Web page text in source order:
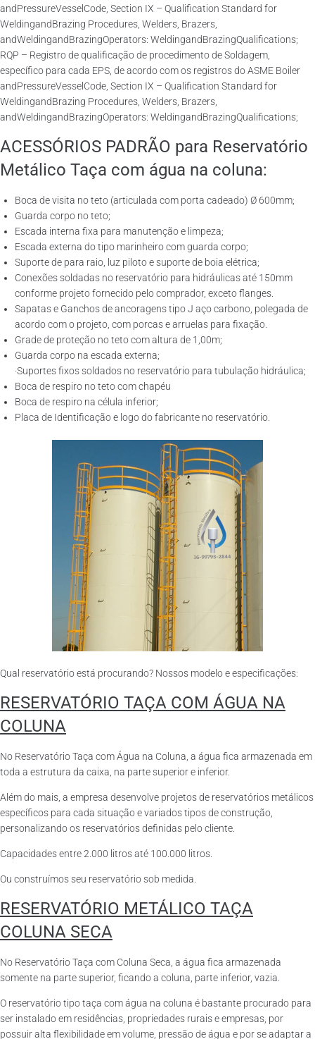
andPressureVesselCode, Section IX – Qualification Standard for
WeldingandBrazing Procedures, Welders, Brazers,
andWeldingandBrazingOperators: WeldingandBrazingQualifications;
RQP – Registro de qualificação de procedimento de Soldagem,
específico para cada EPS, de acordo com os registros do ASME Boiler
andPressureVesselCode, Section IX – Qualification Standard for
WeldingandBrazing Procedures, Welders, Brazers,
andWeldingandBrazingOperators: WeldingandBrazingQualifications;
ACESSÓRIOS PADRÃO para Reservatório
Metálico Taça com água na coluna:
Boca de visita no teto (articulada com porta cadeado) Ø 600mm;
Guarda corpo no teto;
Escada interna fixa para manutenção e limpeza;
Escada externa do tipo marinheiro com guarda corpo;
Suporte de para raio, luz piloto e suporte de boia elétrica;
Conexões soldadas no reservatório para hidráulicas até 150mm
conforme projeto fornecido pelo comprador, exceto flanges.
Sapatas e Ganchos de ancoragens tipo J aço carbono, polegada de
acordo com o projeto, com porcas e arruelas para fixação.
Grade de proteção no teto com altura de 1,00m;
Guarda corpo na escada externa;
·Suportes fixos soldados no reservatório para tubulação hidráulica;
Boca de respiro no teto com chapéu
Boca de respiro na célula inferior;
Placa de Identificação e logo do fabricante no reservatório.
Qual reservatório está procurando? Nossos modelo e especificações:
RESERVATÓRIO TAÇA COM ÁGUA NA
COLUNA
No Reservatório Taça com Água na Coluna, a água fica armazenada em
toda a estrutura da caixa, na parte superior e inferior.
Além do mais, a empresa desenvolve projetos de reservatórios metálicos
específicos para cada situação e variados tipos de construção,
personalizando os reservatórios definidas pelo cliente.
Capacidades entre 2.000 litros até 100.000 litros.
Ou construímos seu reservatório sob medida.
RESERVATÓRIO METÁLICO TAÇA
COLUNA SECA
No Reservatório Taça com Coluna Seca, a água fica armazenada
somente na parte superior, ficando a coluna, parte inferior, vazia.
O reservatório tipo taça com água na coluna é bastante procurado para
ser instalado em residências, propriedades rurais e empresas, por
possuir alta flexibilidade em volume, pressão de água e por se adaptar a